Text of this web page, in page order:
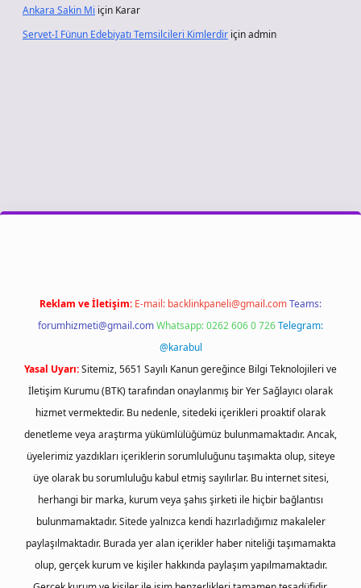
Ankara Sakin Mi için Karar
Servet-I Fünun Edebiyatı Temsilcileri Kimlerdir içinadmin
Reklam ve İletişim: E-mail: backlinkpaneli@gmail.comTeams:
forumhizmeti@gmail.comWhatsapp: 0262 606 0 726Telegram:
@karabul
Yasal Uyarı:Sitemiz, 5651 Sayılı Kanun gereğince Bilgi Teknolojileri ve
İletişim Kurumu (BTK) tarafından onaylanmış bir Yer Sağlayıcı olarak
hizmet vermektedir. Bu nedenle, sitedeki içerikleri proaktif olarak
denetleme veya araştırma yükümlülüğümüz bulunmamaktadır. Ancak,
üyelerimiz yazdıkları içeriklerin sorumluluğunu taşımakta olup, siteye
üye olarak bu sorumluluğu kabul etmiş sayılırlar. Bu internet sitesi,
herhangi bir marka, kurum veya şahıs şirketi ile hiçbir bağlantısı
bulunmamaktadır. Sitede yalnızca kendi hazırladığımız makaleler
paylaşılmaktadır. Burada yer alan içerikler haber niteliği taşımamakta
olup, gerçek kurum ve kişiler hakkında paylaşım yapılmamaktadır.